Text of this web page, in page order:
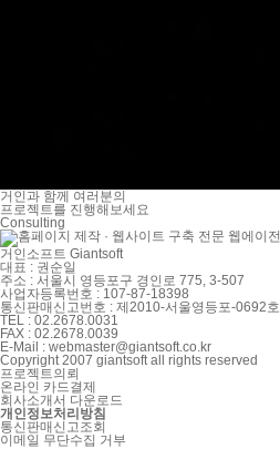
거인과 함께 여러분의
프로젝트를 진행해보세요
Consulting
거인소프트 Giantsoft
대표 : 권순일
주소 : 서울시 영등포구 경인로 775, 3-507
사업자등록번호 : 107-87-18398
통신판매신고번호 : 제2010-서울영등포-0692호
TEL : 02.2678.0031
FAX : 02.2678.0039
E-Mail : webmaster@giantsoft.co.kr
Copyright 2007 giantsoft all rights reserved
프로젝트의뢰
온라인 카드결제
회사소개서 다운로드
개인정보처리방침
통신판매신고조회
이메일 무단수집 거부